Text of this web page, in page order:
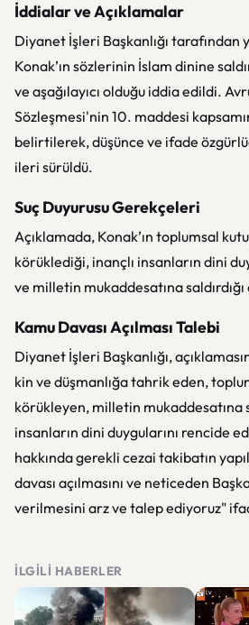
İddialar ve Açıklamalar
Diyanet İşleri Başkanlığı tarafından
Konak’ın sözlerinin İslam dinine
ve aşağılayıcı olduğu iddia edildi.
Sözleşmesi'nin 10. maddesi
belirtilerek, düşünce ve ifade
ileri sürüldü.
Suç Duyurusu Gerekçeleri
Açıklamada, Konak’ın toplumsal
körüklediği, inançlı insanların dini
ve milletin mukaddesatına
Kamu Davası Açılması Talebi
Diyanet İşleri Başkanlığı,
kin ve düşmanlığa tahrik eden,
körükleyen, milletin mukaddesatına
insanların dini duygularını rencide
hakkında gerekli cezai takibatın
davası açılmasını ve neticeden
verilmesini arz ve talep ediyoruz"
İLGILI HABERLER